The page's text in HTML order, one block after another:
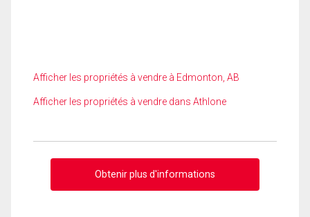
Afficher les propriétés à vendre à Edmonton, AB
Afficher les propriétés à vendre dans Athlone
Obtenir plus d'informations